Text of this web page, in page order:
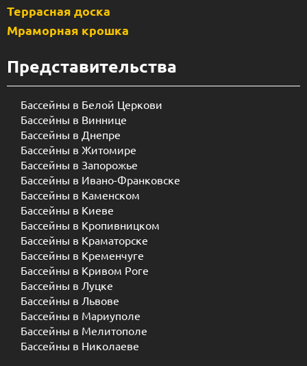
Террасная доска
Мраморная крошка
Представительства
Бассейны в Белой Церкови
Бассейны в Виннице
Бассейны в Днепре
Бассейны в Житомире
Бассейны в Запорожье
Бассейны в Ивано-Франковске
Бассейны в Каменском
Бассейны в Киеве
Бассейны в Кропивницком
Бассейны в Краматорске
Бассейны в Кременчуге
Бассейны в Кривом Роге
Бассейны в Луцке
Бассейны в Львове
Бассейны в Мариуполе
Бассейны в Мелитополе
Бассейны в Николаеве